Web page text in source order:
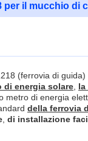
per il mucchio di
(ferrovia di
di energia solare la
metro di energia
della ferrovia
di installazione